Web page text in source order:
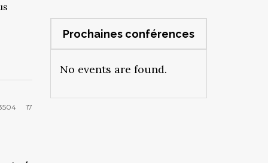
17
Prochaines conférences
No events are found.